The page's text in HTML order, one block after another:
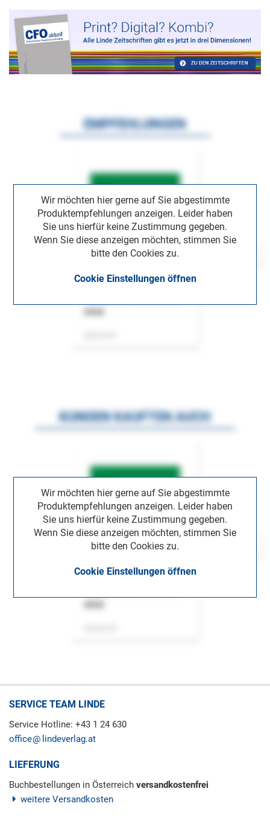
Wir möchten hier gerne auf Sie abgestimmte
Produktempfehlungen anzeigen. Leider haben
Sie uns hierfür keine Zustimmung gegeben.
Wenn Sie diese anzeigen möchten, stimmen Sie
bitte den Cookies zu.
Cookie Einstellungen öffnen
EMPFEHLUNGEN
Wir möchten hier gerne auf Sie abgestimmte
Produktempfehlungen anzeigen. Leider haben
Sie uns hierfür keine Zustimmung gegeben.
Wenn Sie diese anzeigen möchten, stimmen Sie
bitte den Cookies zu.
Cookie Einstellungen öffnen
KUNDEN KAUFTEN AUCH
SERVICE TEAM LINDE
Service Hotline: +43 1 24 630
office
lindeverlag.at
LIEFERUNG
Buchbestellungen in Österreich versandkostenfrei
weitere Versandkosten